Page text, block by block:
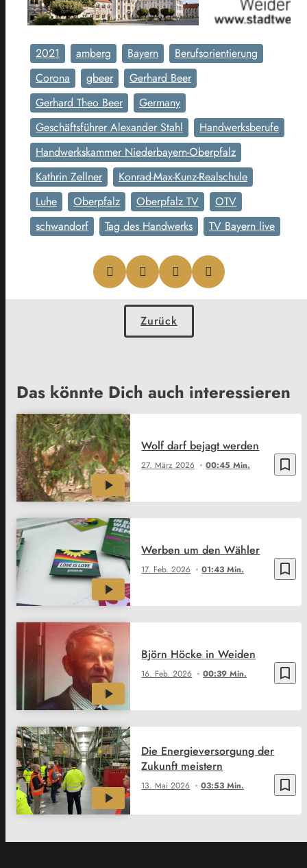
2021 amberg Bayern
Berufsorientierung
Corona
gbeer
Gerhard Beer
Gerhard Theo Beer
Germany
Geschäftsführer Alexander Stahl
Handwerksberufe
Handwerkskammer Niederbayern-Oberpfalz
Kathrin Zellner
Konrad-Max-Kunz-Realschule
Luhe
Oberpfalz Oberpfalz TV
OTV
schwandorf
Tag des Handwerks TV Bayern live
Zurück
Das könnte Dich auch interessieren
bookmark_border
27. März 2026 00:45 Min.
Wolf darf bejagt werden
bookmark_border
17. Feb. 2026 01:43 Min.
Werben um den Wähler
bookmark_border
16. Feb. 2026 00:39 Min.
Björn Höcke in Weiden
bookmark_border
13. Mai 2026 03:53 Min.
Die Energieversorgung der
Zukunft meistern